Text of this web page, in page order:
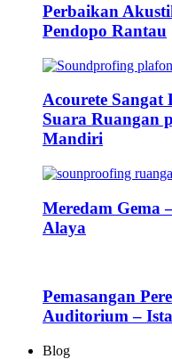
Perbaikan
Pendopo Rantau
Acourete Sangat
Suara Ruangan
Mandiri
Meredam Gema
Alaya
Pemasangan
Auditorium –
Blog